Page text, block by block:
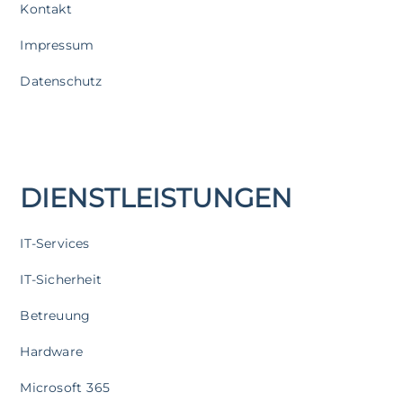
DIENSTLEISTUNGEN
IT-Services
IT-Sicherheit
Betreuung
Hardware
Microsoft 365
Kontakt
Impressum
Datenschutz